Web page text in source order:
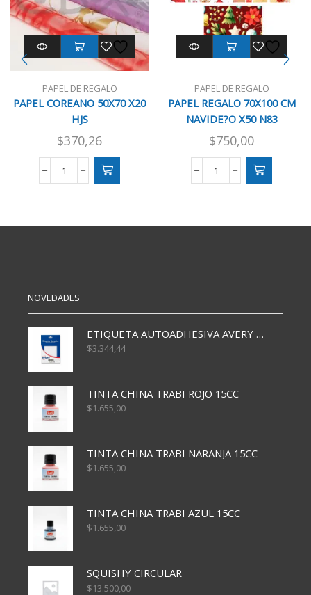
PAPEL DE REGALO
PAPEL COREANO 50X70 X20
HJS
$370,26
PAPEL
HJS
PAPEL DE REGALO
PAPEL REGALO 70X100 CM
NAVIDE?O X50 N83
$750,00
PAPEL
NAVIDE?
NOVEDADES
ETIQUETA AUTOADHESIVA AVERY 3026 30H 20 X 70
$3.344,44
TINTA CHINA TRABI ROJO 15CC
$1.655,00
TINTA CHINA TRABI NARANJA 15CC
$1.655,00
TINTA CHINA TRABI AZUL 15CC
$1.655,00
SQUISHY CIRCULAR
$13.500,00